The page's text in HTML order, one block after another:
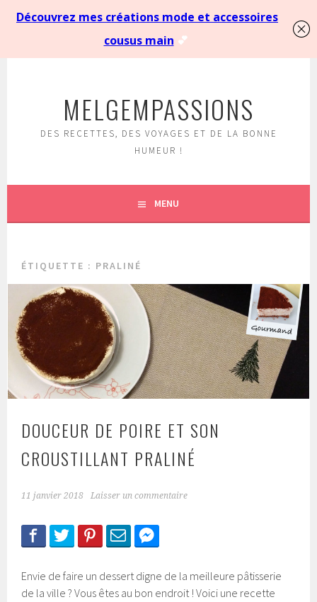
MELGEMPASSIONS
DES RECETTES, DES VOYAGES ET DE LA BONNE
HUMEUR !
MENU
ÉTIQUETTE : PRALINÉ
DOUCEUR DE POIRE ET SON
CROUSTILLANT PRALINÉ
11 janvier 2018 Laisser un commentaire
Envie de faire un dessert digne de la meilleure pâtisserie
de la ville ? Vous êtes au bon endroit ! Voici une recette